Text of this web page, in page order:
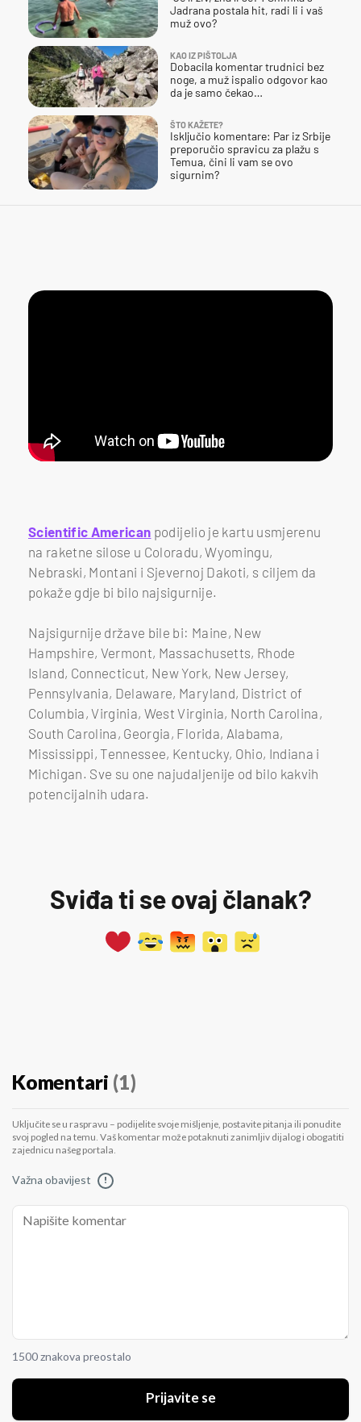
Jadrana postala hit, radi li i vaš
muž ovo?
KAO IZ PIŠTOLJA
Dobacila komentar trudnici bez
noge, a muž ispalio odgovor kao
da je samo čekao…
ŠTO KAŽETE?
Isključio komentare: Par iz Srbije
preporučio spravicu za plažu s
Temua, čini li vam se ovo
sigurnim?
Scientific American podijelio je kartu usmjerenu
na raketne silose u Coloradu, Wyomingu,
Nebraski, Montani i Sjevernoj Dakoti, s ciljem da
pokaže gdje bi bilo najsigurnije.
Najsigurnije države bile bi: Maine, New
Hampshire, Vermont, Massachusetts, Rhode
Island, Connecticut, New York, New Jersey,
Pennsylvania, Delaware, Maryland, District of
Columbia, Virginia, West Virginia, North Carolina,
South Carolina, Georgia, Florida, Alabama,
Mississippi, Tennessee, Kentucky, Ohio, Indiana i
Michigan. Sve su one najudaljenije od bilo kakvih
potencijalnih udara.
Sviđa ti se ovaj članak?
Komentari (1)
Uključite se u raspravu – podijelite svoje mišljenje, postavite pitanja ili ponudite
svoj pogled na temu. Vaš komentar može potaknuti zanimljiv dijalog i obogatiti
zajednicu našeg portala.
Važna obavijest !
1500 znakova preostalo
Prijavite se